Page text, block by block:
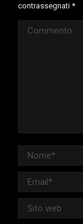
contrassegnati *
Commento
Nome *
Email *
Sito web